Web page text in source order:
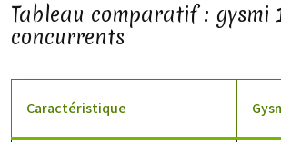
Tableau comparatif : gysmi
concurrents
Caractéristique